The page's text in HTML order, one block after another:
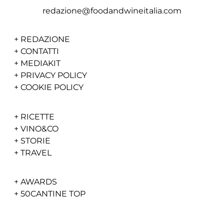
redazione@foodandwineitalia.com
+ REDAZIONE
+ CONTATTI
+ MEDIAKIT
+ PRIVACY POLICY
+ COOKIE POLICY
+ RICETTE
+ VINO&CO
+ STORIE
+ TRAVEL
+ AWARDS
+ 50CANTINE TOP